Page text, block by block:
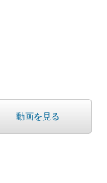
動画を見る